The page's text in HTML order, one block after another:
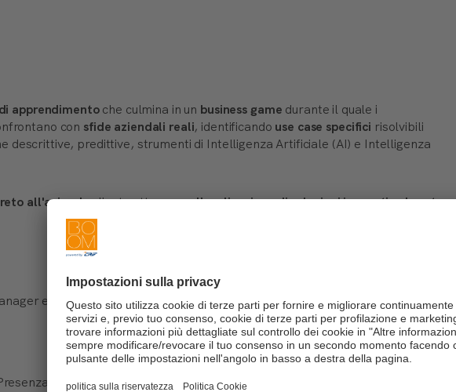
apprendimentoche culmina in un business game durante il quale i
con sfide aziendali reali, identificando use case specifici risolvibili
descrittive, predittive, strumenti di Intelligenza Artificiale (AI) e Intelligenza
all'aziendacliente attraversol'applicazione di soluzioni innovative basate
e leader, personale tecnico e non tecnico
o Online